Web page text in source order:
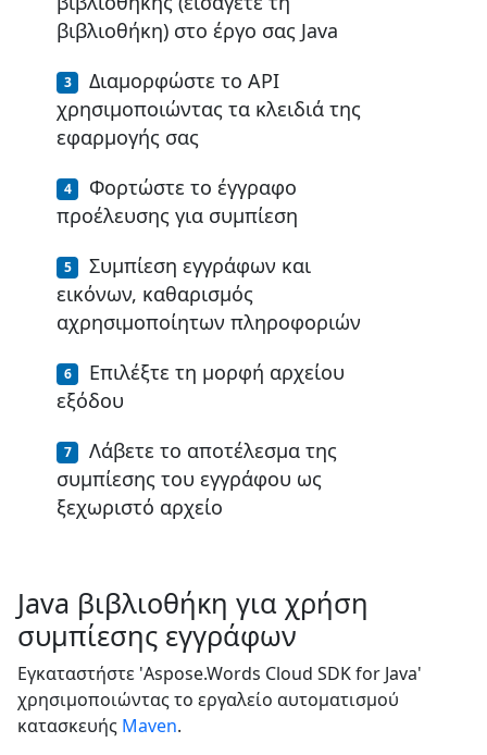
βιβλιοθήκη) στο έργο σας Java
Διαμορφώστε το API
χρησιμοποιώντας τα κλειδιά της
εφαρμογής σας
Φορτώστε το έγγραφο
προέλευσης για συμπίεση
Συμπίεση εγγράφων και
εικόνων, καθαρισμός
αχρησιμοποίητων πληροφοριών
Επιλέξτε τη μορφή αρχείου
εξόδου
Λάβετε το αποτέλεσμα της
συμπίεσης του εγγράφου ως
ξεχωριστό αρχείο
Java βιβλιοθήκη για χρήση
συμπίεσης εγγράφων
Εγκαταστήστε 'Aspose.Words Cloud SDK for Java'
χρησιμοποιώντας το εργαλείο αυτοματισμού
κατασκευής Maven.